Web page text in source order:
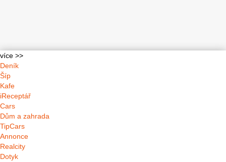
více >>
Deník
Šíp
Kafe
iReceptář
Cars
Dům a zahrada
TipCars
Annonce
Realcity
Dotyk